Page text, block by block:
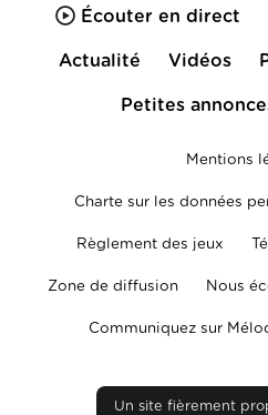
Écouter en direct
Actualité Vidéos
Petites
Mentions
Charte sur les données
Règlement des jeux
Zone de diffusion Nous
Communiquez sur
Un site fièrement